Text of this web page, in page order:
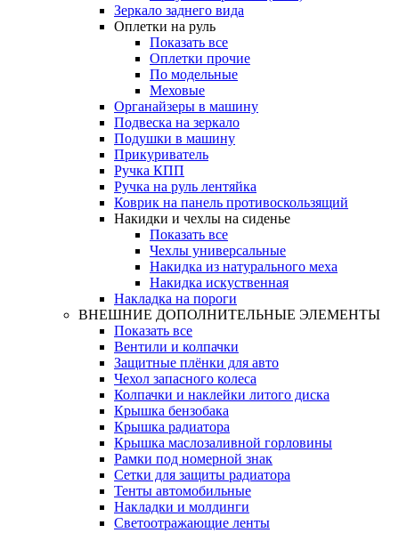
Зеркало заднего вида
Оплетки на руль
Показать все
Оплетки прочиe
По модельные
Меховые
Органайзеры в машину
Подвеска на зеркало
Подушки в машину
Прикуриватель
Ручка КПП
Ручка на руль лентяйка
Коврик на панель противоскользящий
Накидки и чехлы на сиденье
Показать все
Чехлы универсальные
Накидка из натурального меха
Накидка искуственная
Накладка на пороги
ВНЕШНИЕ ДОПОЛНИТЕЛЬНЫЕ ЭЛЕМЕНТЫ
Показать все
Вентили и колпачки
Защитные плёнки для авто
Чехол запасного колеса
Колпачки и наклейки литого диска
Крышка бензобака
Крышка радиатора
Крышка маслозаливной горловины
Рамки под номерной знак
Сетки для защиты радиатора
Тенты автомобильные
Накладки и молдинги
Светоотражающие ленты